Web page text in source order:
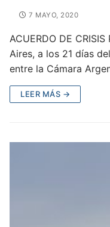
7 MAYO, 2020
ACUERDO DE
Aires, a los 21 días
entre la Cámara
LEER MÁS →